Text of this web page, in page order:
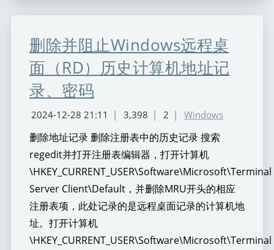
删除并阻止Windows远程桌
面（RD）历史计算机地址记
录、密码
2024-12-28 21:11 | 3,398 | 2 | Windows
删除地址记录 删除注册表中的历史记录 搜索
regedit并打开注册表编辑器，打开计算机
\HKEY_CURRENT_USER\Software\Microsoft\Terminal
Server Client\Default，并删除MRU开头的相应
注册表项，此处记录的是远程桌面记录的计算机地
址。打开计算机
\HKEY_CURRENT_USER\Software\Microsoft\Terminal